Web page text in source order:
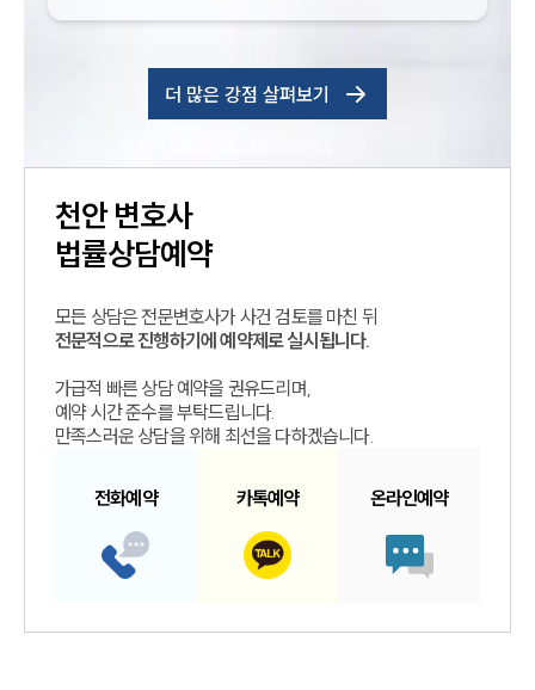
더 많은 강점 살펴보기
천안변호사
법률상담예약
모든 상담은 전문변호사가 사건 검토를 마친 뒤
전문적으로 진행하기에 예약제로 실시됩니다.
가급적 빠른 상담 예약을 권유드리며,
예약 시간 준수를 부탁드립니다.
만족스러운 상담을 위해 최선을 다하겠습니다.
전화예약 카톡예약 온라인예약